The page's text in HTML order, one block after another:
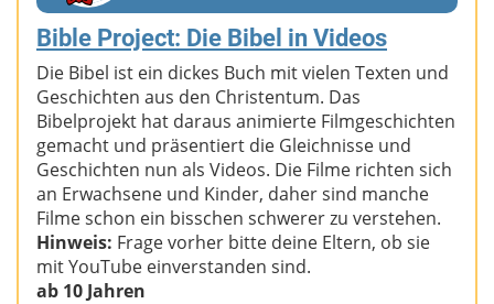
Bible Project: Die Bibel in Videos
Die Bibel ist ein dickes Buch mit vielen Texten und
Geschichten aus den Christentum. Das
Bibelprojekt hat daraus animierte Filmgeschichten
gemacht und präsentiert die Gleichnisse und
Geschichten nun als Videos. Die Filme richten sich
an Erwachsene und Kinder, daher sind manche
Filme schon ein bisschen schwerer zu verstehen.
Hinweis: Frage vorher bitte deine Eltern, ob sie
mit YouTube einverstanden sind.
ab 10 Jahren